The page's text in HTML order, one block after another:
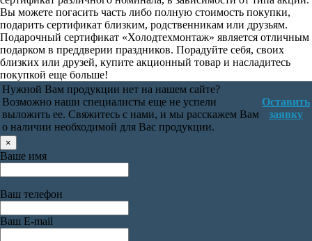
Вы можете погасить часть либо полную стоимость покупки,
подарить сертификат близким, родственникам или друзьям.
Подарочный сертификат «Холодтехмонтаж» является отличным
подарком в преддверии праздников. Порадуйте себя, своих
близких или друзей, купите акционный товар и насладитесь
покупкой еще больше!
Нужной Вам продукции нет на нашем сайте?
Возможно наши специалисты еще не успели
выложить ее. Свяжитесь с нами, и мы расскажем Вам
о наличии необходимой для Вас продукции.
Оставить
заявку
×
Ваше имя
Ваш телефон
Ваш E-mail